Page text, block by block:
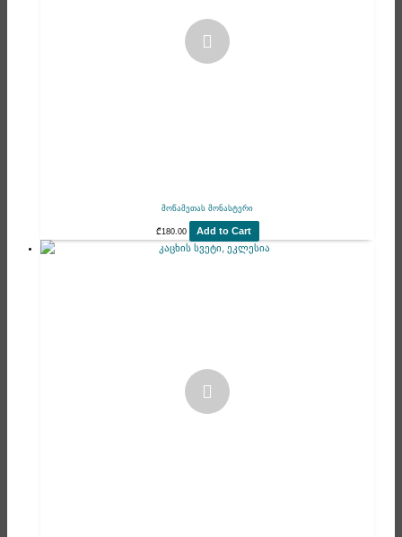
მოწამეთას მონასტერი
₾180.00 Add to Cart